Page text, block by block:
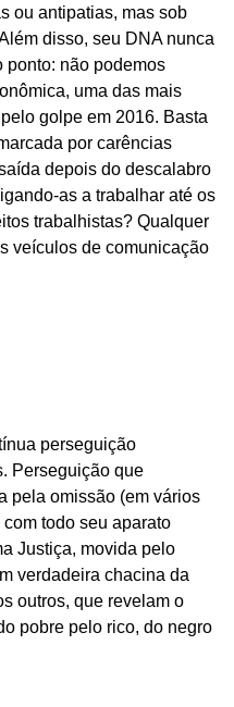
ou antipatias, mas sob
disso, seu DNA nunca
ponto: não podemos
uma das mais
golpe em 2016. Basta
por carências
depois do descalabro
as a trabalhar até os
trabalhistas? Qualquer
veículos de comunicação
perseguição
Perseguição que
pela omissão (em vários
todo seu aparato
Justiça, movida pelo
verdadeira chacina da
outros, que revelam o
pobre pelo rico, do negro